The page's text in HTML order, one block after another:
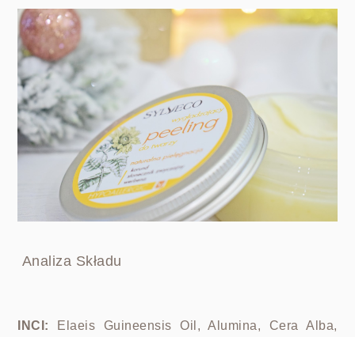
Analiza Składu
INCI:
Elaeis Guineensis Oil, Alumina, Cera Alba,